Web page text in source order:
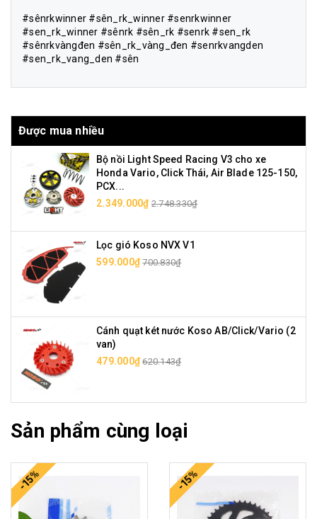
#sênrkwinner #sên_rk_winner #senrkwinner
#sen_rk_winner #sênrk #sên_rk #senrk #sen_rk
#sênrkvàngđen #sên_rk_vàng_đen #senrkvangden
#sen_rk_vang_den #sên
Được mua nhiều
Bộ nồi Light Speed Racing V3 cho xe
Honda Vario, Click Thái, Air Blade 125-150,
PCX...
2.349.000₫ 2.748.330₫
Lọc gió Koso NVX V1
599.000₫ 700.830₫
Cánh quạt két nước Koso AB/Click/Vario (2
van)
479.000₫ 620.143₫
Sản phẩm cùng loại
-15% -15%